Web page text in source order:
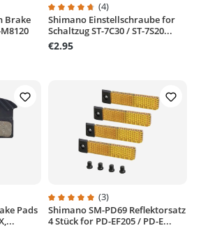
of 5 stars
Brake
Average rating of 4.7 out of 5
(4)
Shimano Einstellschraube for
Schaltzug ST-7C30 / ST-7S20...
€2.95
of 5 stars
Pads
Average rating of 5 out of 5 stars
(3)
Shimano SM-PD69 Reflektorsatz
4 Stück for PD-EF205 / PD-E...